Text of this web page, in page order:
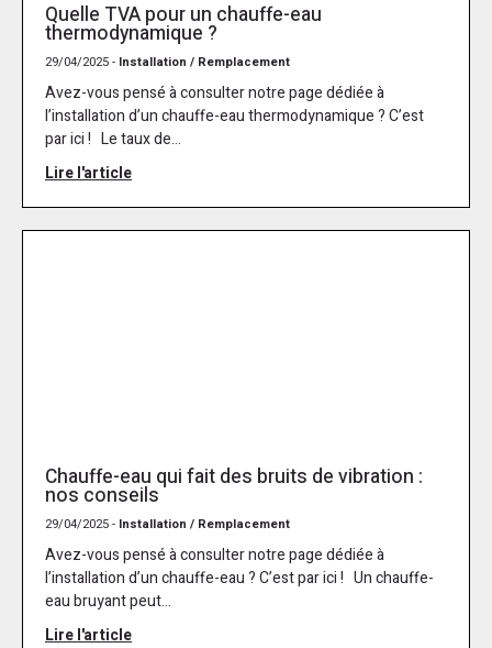
Quelle TVA pour un chauffe-eau
thermodynamique ?
29/04/2025 - Installation / Remplacement
Avez-vous pensé à consulter notre page dédiée à
l’installation d’un chauffe-eau thermodynamique ? C’est
par ici ! Le taux de...
Lire l'article
Chauffe-eau qui fait des bruits de vibration :
nos conseils
29/04/2025 - Installation / Remplacement
Avez-vous pensé à consulter notre page dédiée à
l’installation d’un chauffe-eau ? C’est par ici ! Un chauffe-
eau bruyant peut...
Lire l'article